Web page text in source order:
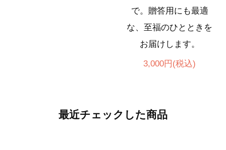
で。贈答用にも最適
な、至福のひとときを
お届けします。
3,000円(税込)
最近チェックした商品